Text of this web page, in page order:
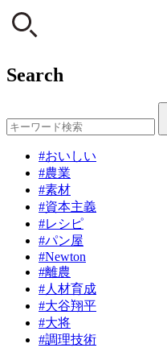
Search
#おいしい
#農業
#素材
#資本主義
#レシピ
#パン屋
#Newton
#離農
#人材育成
#大谷翔平
#大将
#調理技術